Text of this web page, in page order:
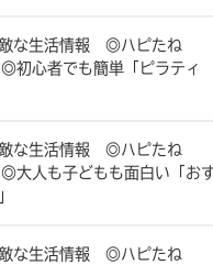
な生活情報 ◎ハピたね
心者でも簡単「ピラティ
な生活情報 ◎ハピたね
人も子どもも面白い「お
な生活情報 ◎ハピたね